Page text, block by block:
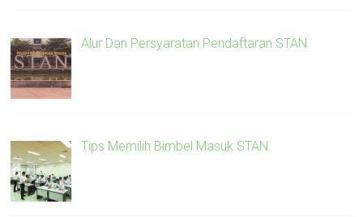
Alur Dan Persyaratan Pendaftaran STAN
Tips Memilih Bimbel Masuk STAN